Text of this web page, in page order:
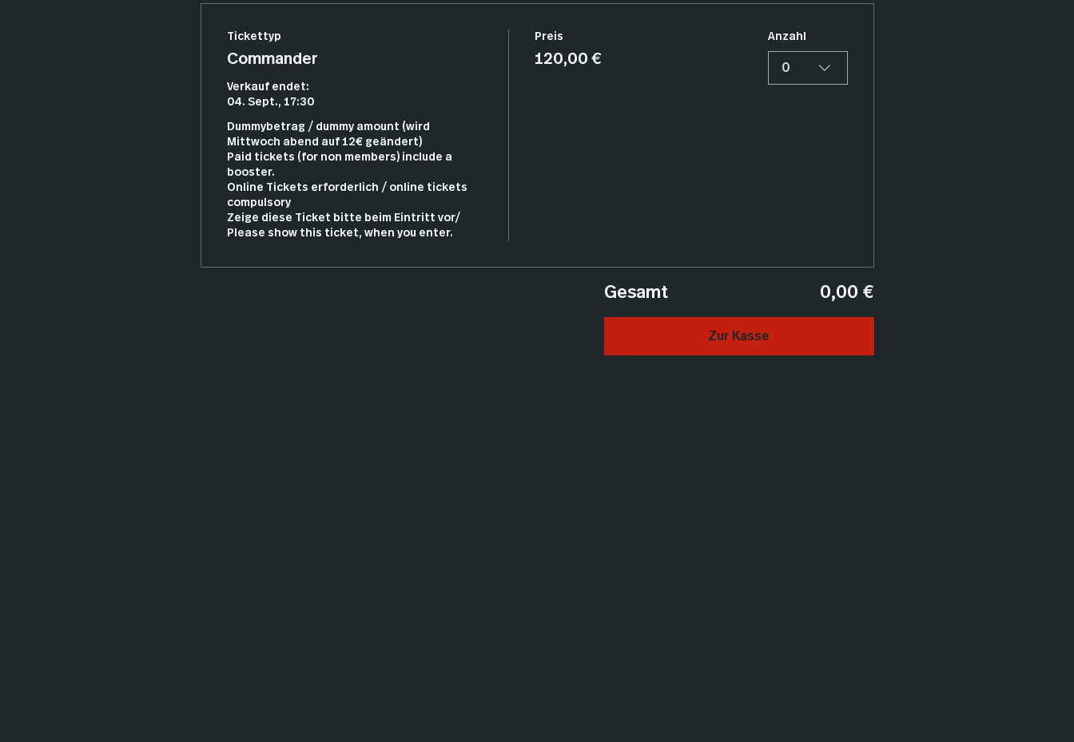
Tickettyp
Commander
Verkauf endet:
04. Sept., 17:30
Dummybetrag / dummy amount (wird
Mittwoch abend auf 12€ geändert)
Paid tickets (for non members) include a
booster.
Online Tickets erforderlich / online tickets
compulsory
Zeige diese Ticket bitte beim Eintritt vor/
Please show this ticket, when you enter.
Preis
120,00 €
Anzahl
0
Gesamt 0,00 €
Zur Kasse